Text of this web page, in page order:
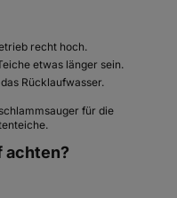
recht hoch.
etwas länger sein.
Rücklaufwasser.
für die
achten?